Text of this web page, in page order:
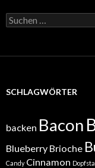
Suchen
nach:
SCHLAGWÖRTER
backen Bacon
Blueberry Brioche
Candy Cinnamon